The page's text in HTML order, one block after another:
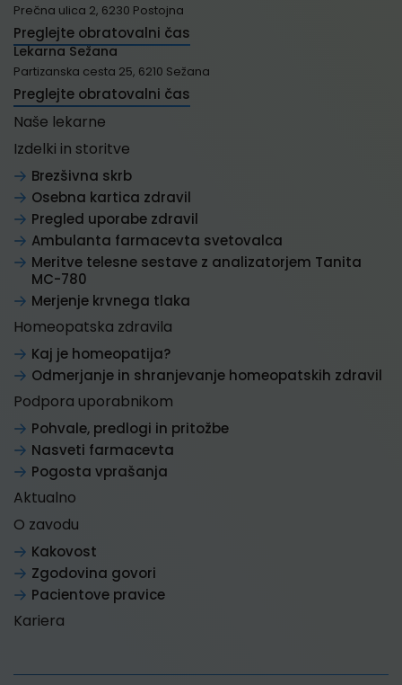
Prečna ulica 2, 6230 Postojna
Preglejte obratovalni čas
Lekarna Sežana
Partizanska cesta 25, 6210 Sežana
Preglejte obratovalni čas
Naše lekarne
Izdelki in storitve
Brezšivna skrb
Osebna kartica zdravil
Pregled uporabe zdravil
Ambulanta farmacevta svetovalca
Meritve telesne sestave z analizatorjem Tanita
MC-780
Merjenje krvnega tlaka
Homeopatska zdravila
Kaj je homeopatija?
Odmerjanje in shranjevanje homeopatskih zdravil
Podpora uporabnikom
Pohvale, predlogi in pritožbe
Nasveti farmacevta
Pogosta vprašanja
Aktualno
O zavodu
Kakovost
Zgodovina govori
Pacientove pravice
Kariera